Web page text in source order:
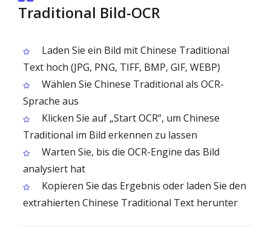
Traditional Bild-OCR
Laden Sie ein Bild mit Chinese Traditional
Text hoch (JPG, PNG, TIFF, BMP, GIF, WEBP)
Wählen Sie Chinese Traditional als OCR-
Sprache aus
Klicken Sie auf „Start OCR“, um Chinese
Traditional im Bild erkennen zu lassen
Warten Sie, bis die OCR-Engine das Bild
analysiert hat
Kopieren Sie das Ergebnis oder laden Sie den
extrahierten Chinese Traditional Text herunter